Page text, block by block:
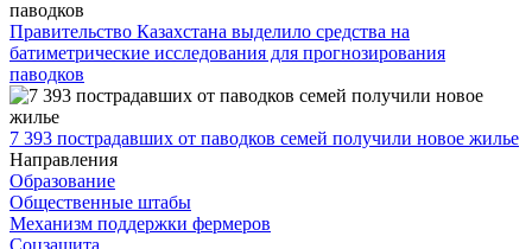
Правительство Казахстана выделило средства на
батиметрические исследования для прогнозирования
паводков
7 393 пострадавших от паводков семей получили новое жилье
Направления
Образование
Общественные штабы
Механизм поддержки фермеров
Соцзащита